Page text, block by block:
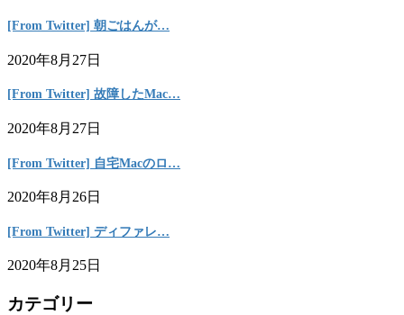
[From Twitter] 朝ごはんが…
2020年8月27日
[From Twitter] 故障したMac…
2020年8月27日
[From Twitter] 自宅Macのロ…
2020年8月26日
[From Twitter] ディファレ…
2020年8月25日
カテゴリー